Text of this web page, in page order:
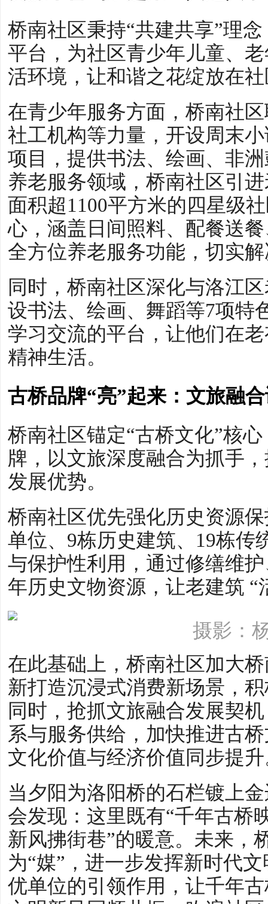
桥南社区秉持“共建共享”理
平台，为社区青少年儿童、
活环境，让和谐之花绽放在
在青少年服务方面，桥南社
社工机构等力量，开设周末
项目，提供书法、绘画、非
养老服务领域，桥南社区引
面积超1100平方米的四星级
心，涵盖日间照料、配餐送
全方位养老服务功能，切实
同时，桥南社区深化与洛江
设书法、绘画、舞蹈等7项特
学习交流的平台，让他们在
精神生活。
古桥品牌“亮”起来：文旅融
桥南社区锚定“古桥文化”核
牌，以文旅深度融合为抓手
发展优势。
桥南社区优先强化历史资源
单位、9栋历史建筑、19栋传
与保护性利用，通过修缮维
年历史文物资源，让老建筑 “
摄影：
在此基础上，桥南社区加大
新打造沉浸式消费新场景，
同时，抢抓文旅融合发展契
系与服务供给，加快推进古
文化价值与经济价值同步提
当夕阳为洛阳桥的石栏镀上
会发现：这里既有“千年古桥
新风拂街巷”的暖意。未来，
为“媒”，进一步发挥新时代
优单位的引领作用，让千年